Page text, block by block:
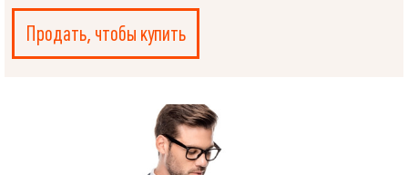
Продать, чтобы купить